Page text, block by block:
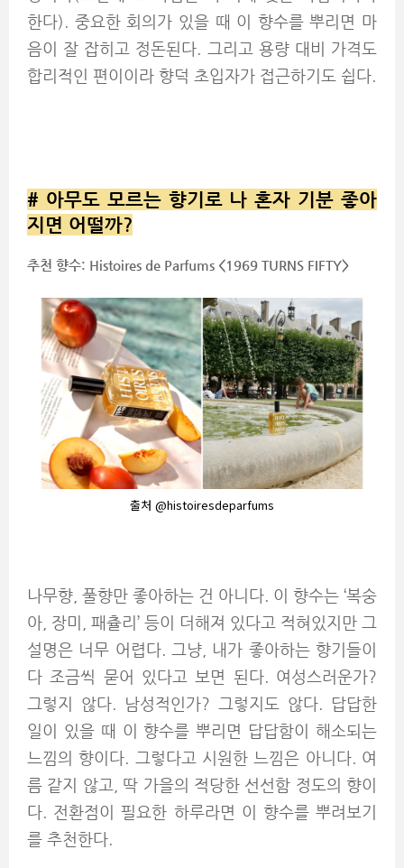
한다). 중요한 회의가 있을 때 이 향수를 뿌리면 마
음이 잘 잡히고 정돈된다. 그리고 용량 대비 가격도
합리적인 편이이라 향덕 초입자가 접근하기도 쉽다.
# 아무도 모르는 향기로 나 혼자 기분 좋아
지면 어떨까?
추천 향수: Histoires de Parfums <1969 TURNS FIFTY>
출처 @histoiresdeparfums
나무향, 풀향만 좋아하는 건 아니다. 이 향수는 ‘복숭
아, 장미, 패츌리’ 등이 더해져 있다고 적혀있지만 그
설명은 너무 어렵다. 그냥, 내가 좋아하는 향기들이
다 조금씩 묻어 있다고 보면 된다. 여성스러운가?
그렇지 않다. 남성적인가? 그렇지도 않다. 답답한
일이 있을 때 이 향수를 뿌리면 답답함이 해소되는
느낌의 향이다. 그렇다고 시원한 느낌은 아니다. 여
름 같지 않고, 딱 가을의 적당한 선선함 정도의 향이
다. 전환점이 필요한 하루라면 이 향수를 뿌려보기
를 추천한다.